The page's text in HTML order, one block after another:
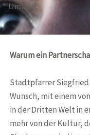
Umland.
Warum ein
Stadtpfarrer
Wunsch, mit einem
in der Dritten Welt in
mehr von der Kultur,